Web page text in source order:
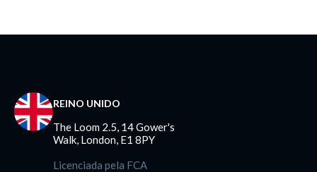
REINO UNIDO
The Loom 2.5, 14 Gower's
Walk, London, E1 8PY
Licenciada pela FCA